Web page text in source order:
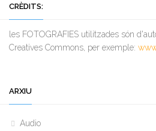
CRÈDITS:
les FOTOGRAFIES utilitzades són
Creatives Commons, per exemple:
ARXIU
Audio